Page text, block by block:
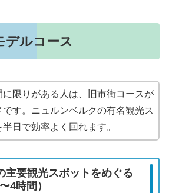
デルコース
に限りがある人は、旧市街コースが
です。ニュルンベルクの有名観光ス
日で効率よく回れます。
主要観光スポットをめぐる
4時間）